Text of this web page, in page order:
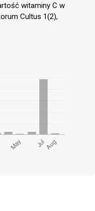
witaminy C w
Cultus 1(2),